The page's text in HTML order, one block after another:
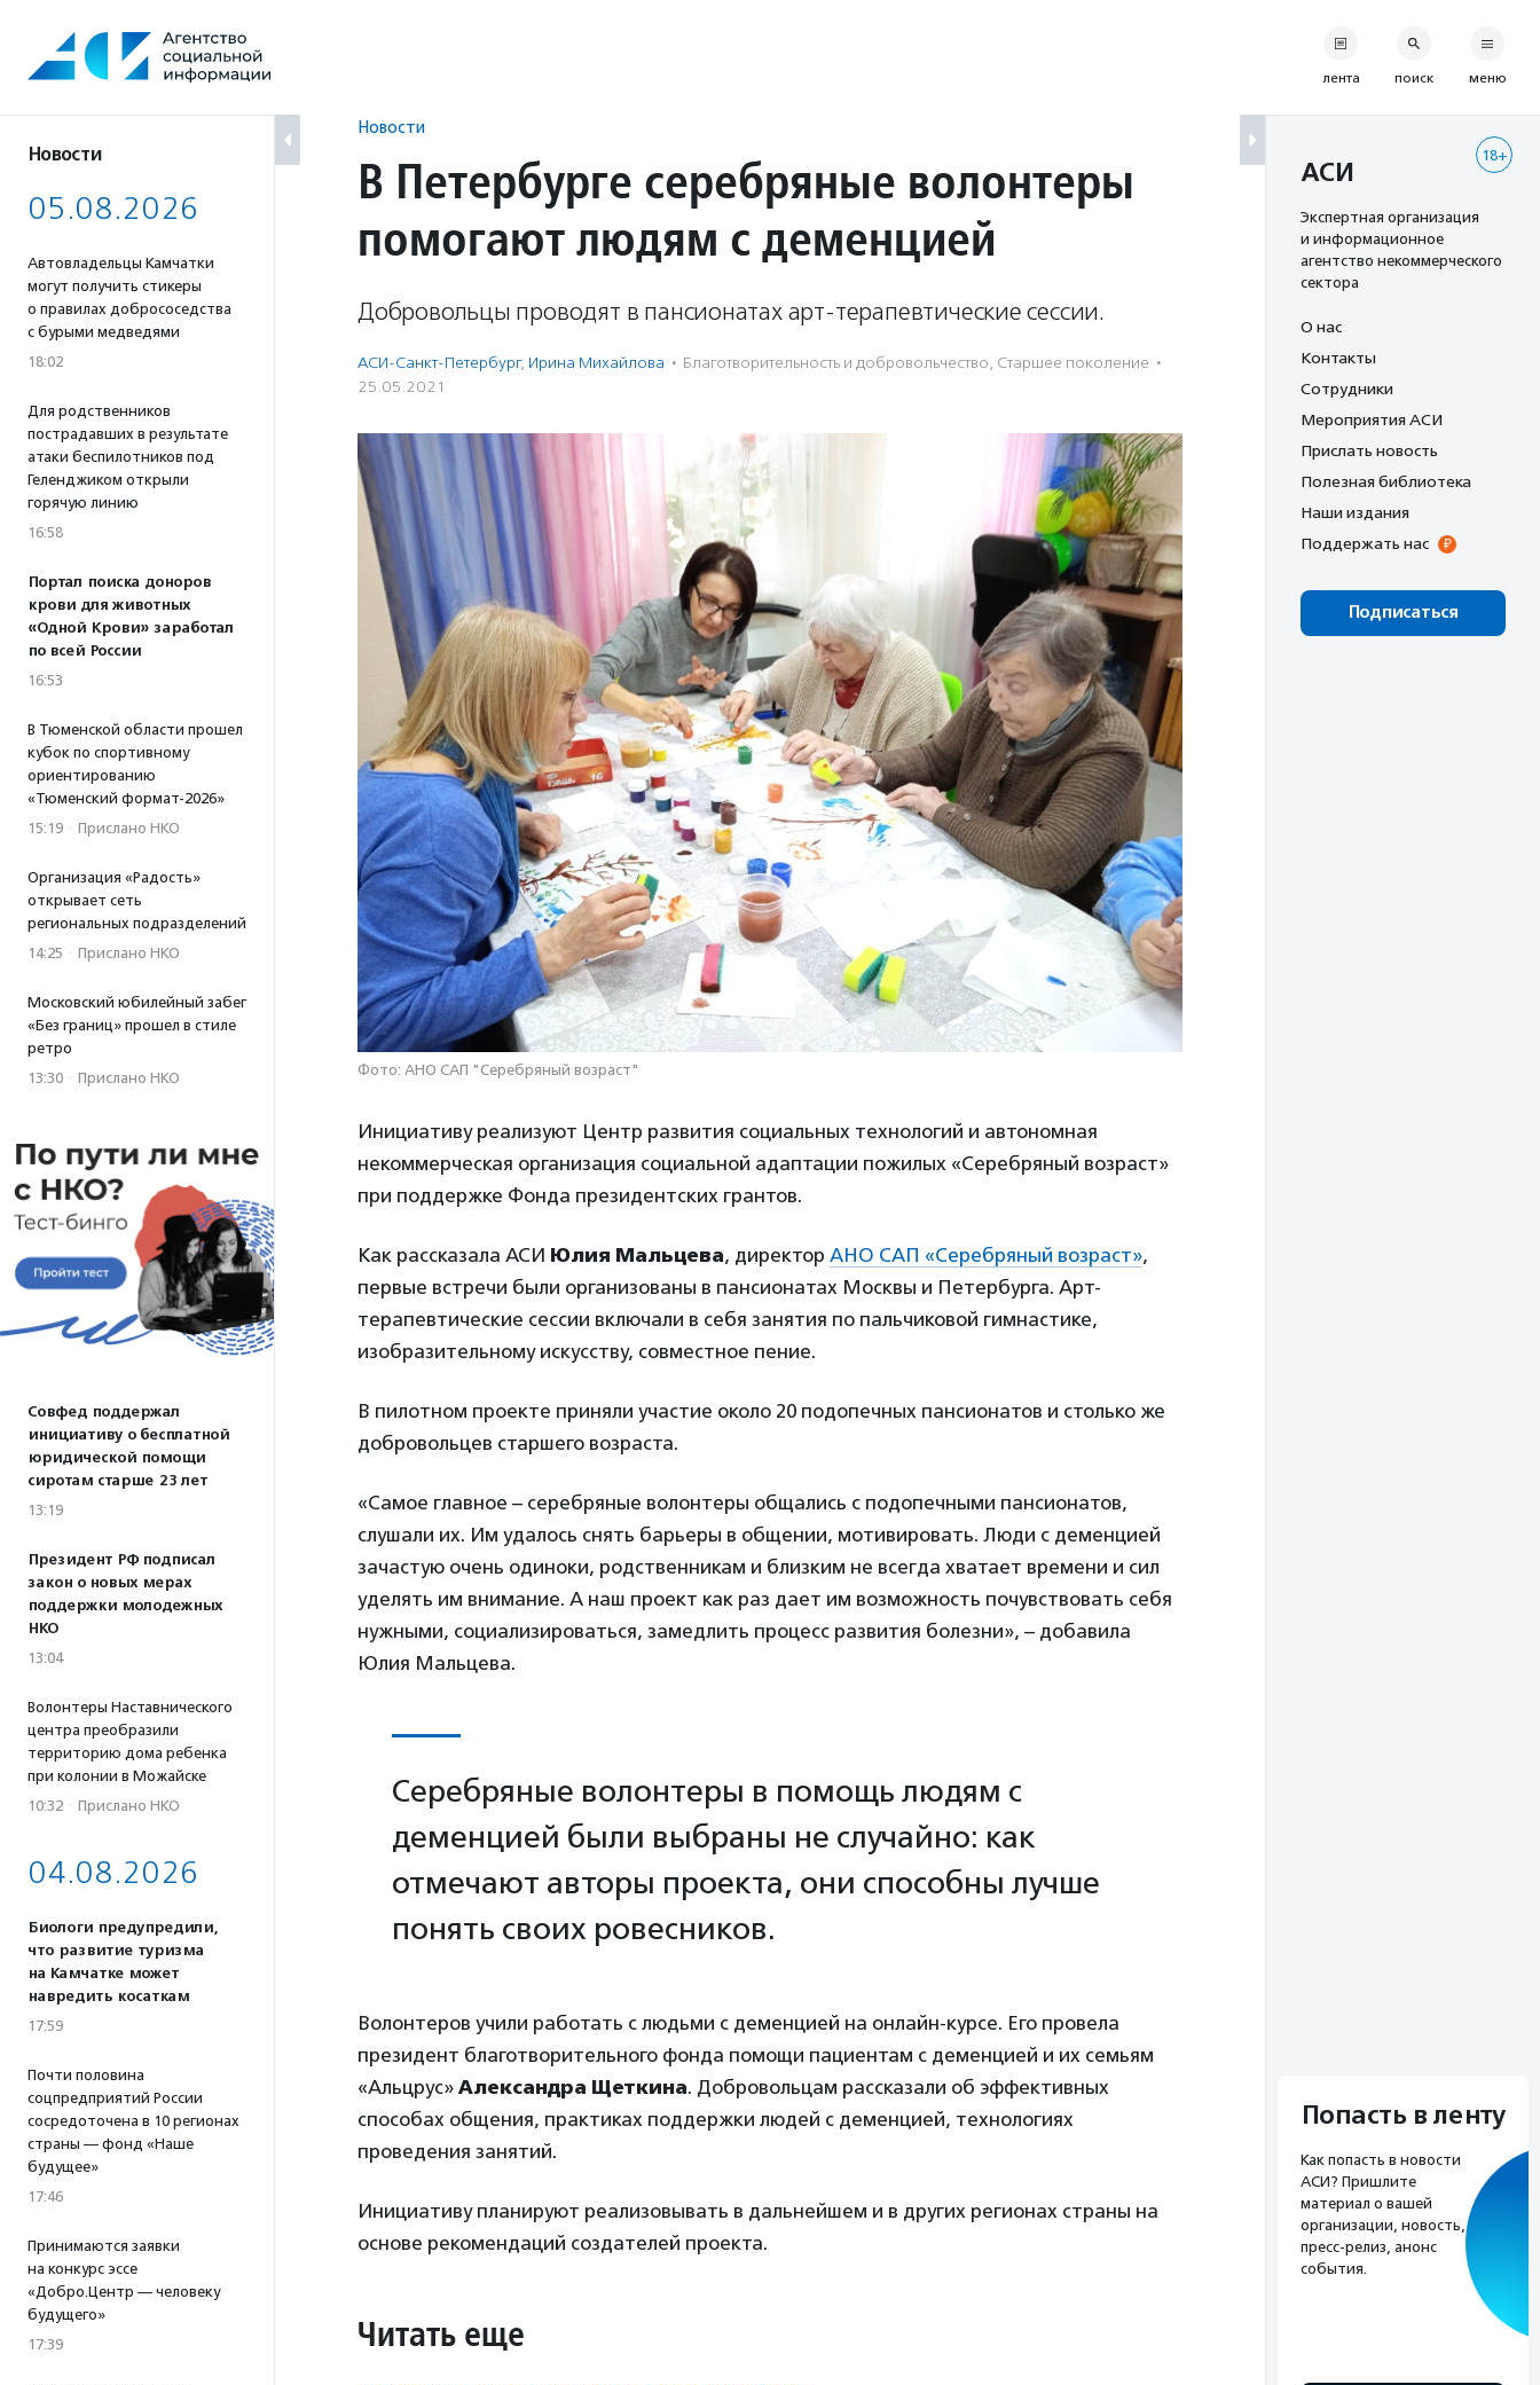
содержанию
Новости
05.08.2026
Автовладельцы Камчатки
могут получить стикеры
о правилах добрососедства
с бурыми медведями
18:02
Для родственников
пострадавших в результате
атаки беспилотников под
Геленджиком открыли
горячую линию
16:58
Портал поиска доноров
крови для животных
«Одной Крови» заработал
по всей России
16:53
В Тюменской области прошел
кубок по спортивному
ориентированию
«Тюменский формат-2026»
15:19 · Прислано НКО
Организация «Радость»
открывает сеть
региональных подразделений
14:25 · Прислано НКО
Московский юбилейный забег
«Без границ» прошел в стиле
ретро
13:30 · Прислано НКО
Совфед поддержал
инициативу о бесплатной
юридической помощи
сиротам старше 23 лет
13:19
Президент РФ подписал
закон о новых мерах
поддержки молодежных
НКО
13:04
Волонтеры Наставнического
центра преобразили
территорию дома ребенка
при колонии в Можайске
10:32 · Прислано НКО
04.08.2026
Биологи предупредили,
что развитие туризма
на Камчатке может
навредить косаткам
17:59
Почти половина
соцпредприятий России
сосредоточена в 10 регионах
страны — фонд «Наше
будущее»
17:46
Принимаются заявки
на конкурс эссе
«Добро.Центр — человеку
будущего»
17:39
Новости
В Петербурге серебряные волонтеры
помогают людям с деменцией
Добровольцы проводят в пансионатах арт-терапевтические сессии.
АСИ-Санкт-Петербург, Ирина Михайлова · Благотвори­тель­ность и доброволь­чест­во, Старшее поколение ·
25.05.2021
Фото: АНО САП "Серебряный возраст"
Инициативу реализуют Центр развития социальных технологий и автономная
некоммерческая организация социальной адаптации пожилых «Серебряный возраст»
при поддержке Фонда президентских грантов.
Как рассказала АСИ Юлия Мальцева, директор АНО САП «Серебряный возраст»,
первые встречи были организованы в пансионатах Москвы и Петербурга. Арт-
терапевтические сессии включали в себя занятия по пальчиковой гимнастике,
изобразительному искусству, совместное пение.
В пилотном проекте приняли участие около 20 подопечных пансионатов и столько же
добровольцев старшего возраста.
«Самое главное – серебряные волонтеры общались с подопечными пансионатов,
слушали их. Им удалось снять барьеры в общении, мотивировать. Люди с деменцией
зачастую очень одиноки, родственникам и близким не всегда хватает времени и сил
уделять им внимание. А наш проект как раз дает им возможность почувствовать себя
нужными, социализироваться, замедлить процесс развития болезни», – добавила
Юлия Мальцева.
Серебряные волонтеры в помощь людям с
деменцией были выбраны не случайно: как
отмечают авторы проекта, они способны лучше
понять своих ровесников.
Волонтеров учили работать с людьми с деменцией на онлайн-курсе. Его провела
президент благотворительного фонда помощи пациентам с деменцией и их семьям
«Альцрус» Александра Щеткина. Добровольцам рассказали об эффективных
способах общения, практиках поддержки людей с деменцией, технологиях
проведения занятий.
Инициативу планируют реализовывать в дальнейшем и в других регионах страны на
основе рекомендаций создателей проекта.
Читать еще
лента поиск меню
18+
АСИ
Экспертная организация
и информационное
агентство некоммерческого
сектора
О нас
Контакты
Сотрудники
Мероприятия АСИ
Прислать новость
Полезная библиотека
Наши издания
Поддержать нас
Подписаться
Попасть в ленту
Как попасть в новости
АСИ? Пришлите
материал о вашей
организации, новость,
пресс-релиз, анонс
события.